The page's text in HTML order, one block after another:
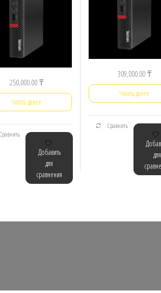
250,000.00₸
Читать далее
Сравнить
Добавить
для
сравнения
309,000.00₸
Читать далее
Сравнить
для